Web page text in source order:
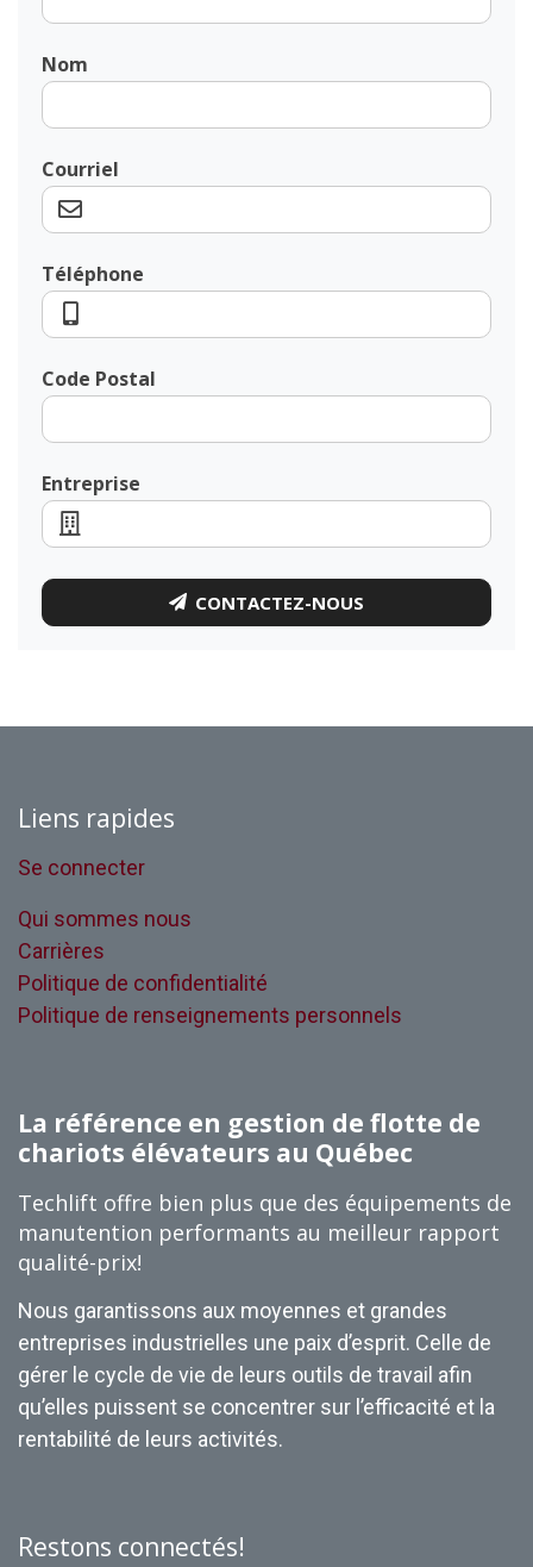
Nom
Courriel
Téléphone
Code Postal
Entreprise
CONTACTEZ-NOUS
Liens rapides
Se connecter
Qui sommes nous
Carrières
Politique de confidentialité
Politique de renseignements personnels
La référence en gestion de flotte de
chariots élévateurs au Québec
Techlift offre bien plus que des équipements de
manutention performants au meilleur rapport
qualité-prix!
Nous garantissons aux moyennes et grandes
entreprises industrielles une paix d’esprit. Celle de
gérer le cycle de vie de leurs outils de travail afin
qu’elles puissent se concentrer sur l’efficacité et la
rentabilité de leurs activités.
Restons connectés!